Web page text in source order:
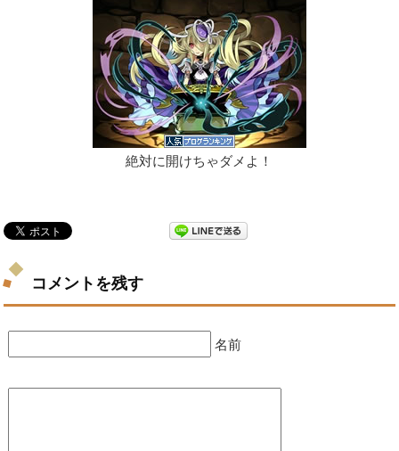
絶対に開けちゃダメよ！
コメントを残す
名前